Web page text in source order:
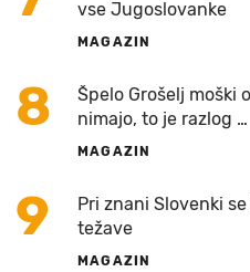
vse Jugoslovanke
MAGAZIN
8
Špelo Grošelj moški
nimajo, to je razlog …
MAGAZIN
9
Pri znani Slovenki
težave
MAGAZIN